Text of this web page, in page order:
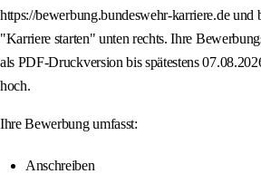
https://bewerbung.bundeswehr-karriere.de und
"Karriere starten" unten rechts. Ihre
als PDF-Druckversion bis spätestens
hoch.
Ihre Bewerbung umfasst:
Anschreiben